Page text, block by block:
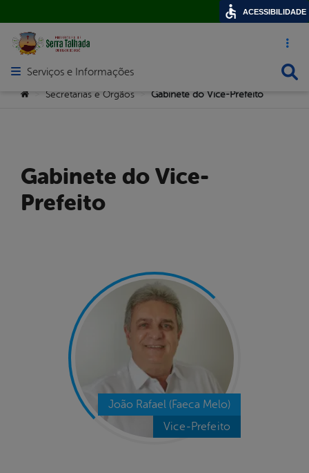
Acesso
Abrir menu principal de navegação
Serviços e Informações
Você está aqui:
Secretarias e Orgãos Gabinete do Vice-Prefeito
Gabinete do Vice-
Prefeito
João Rafael (Faeca Melo)
Vice-Prefeito
ACESSIBILIDADE